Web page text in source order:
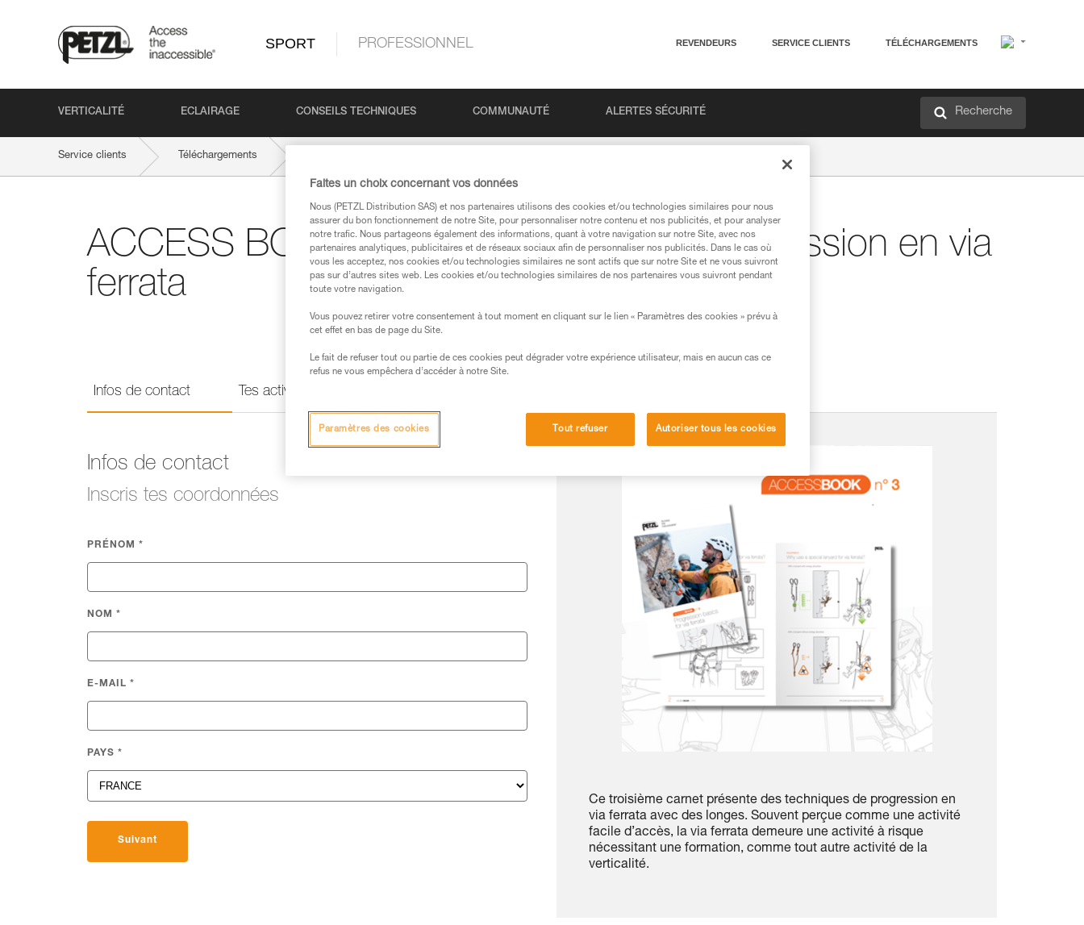
SPORT PROFESSIONNEL REVENDEURS SERVICE CLIENTS TÉLÉCHARGEMENTS
VERTICALITÉ ECLAIRAGE CONSEILS TECHNIQUES COMMUNAUTÉ ALERTES SÉCURITÉ Recherche
Service clients Téléchargements
ACCESS BOOK n°3 : Basiques de la progression en via
ferrata
Infos de contact Tes activités
Infos de contact
Inscris tes coordonnées
PRÉNOM *
NOM *
E-MAIL *
PAYS *
Suivant
Ce troisième carnet présente des techniques de progression en
via ferrata avec des longes. Souvent perçue comme une activité
facile d’accès, la via ferrata demeure une activité à risque
nécessitant une formation, comme tout autre activité de la
verticalité.
Faites un choix concernant vos données
Nous (PETZL Distribution SAS) et nos partenaires utilisons des cookies et/ou technologies similaires pour nous
assurer du bon fonctionnement de notre Site, pour personnaliser notre contenu et nos publicités, et pour analyser
notre trafic. Nous partageons également des informations, quant à votre navigation sur notre Site, avec nos
partenaires analytiques, publicitaires et de réseaux sociaux afin de personnaliser nos publicités. Dans le cas où
vous les acceptez, nos cookies et/ou technologies similaires ne sont actifs que sur notre Site et ne vous suivront
pas sur d’autres sites web. Les cookies et/ou technologies similaires de nos partenaires vous suivront pendant
toute votre navigation.
Vous pouvez retirer votre consentement à tout moment en cliquant sur le lien « Paramètres des cookies » prévu à
cet effet en bas de page du Site.
Le fait de refuser tout ou partie de ces cookies peut dégrader votre expérience utilisateur, mais en aucun cas ce
refus ne vous empêchera d’accéder à notre Site.
Tout refuser Autoriser tous les cookies
Paramètres des cookies